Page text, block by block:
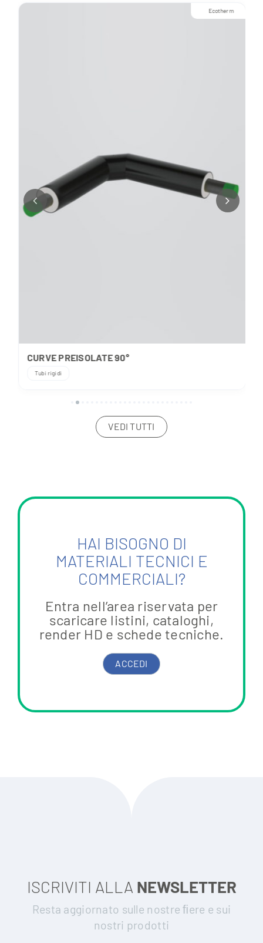
Ecotherm
CURVE PREISOLATE 90°
Tubi rigidi
VEDI TUTTI
HAI BISOGNO DI
MATERIALI TECNICI E
COMMERCIALI?
Entra nell’area riservata per
scaricare listini, cataloghi,
render HD e schede tecniche.
ACCEDI
ISCRIVITI ALLA NEWSLETTER
Resta aggiornato sulle nostre ﬁere e sui
nostri prodotti